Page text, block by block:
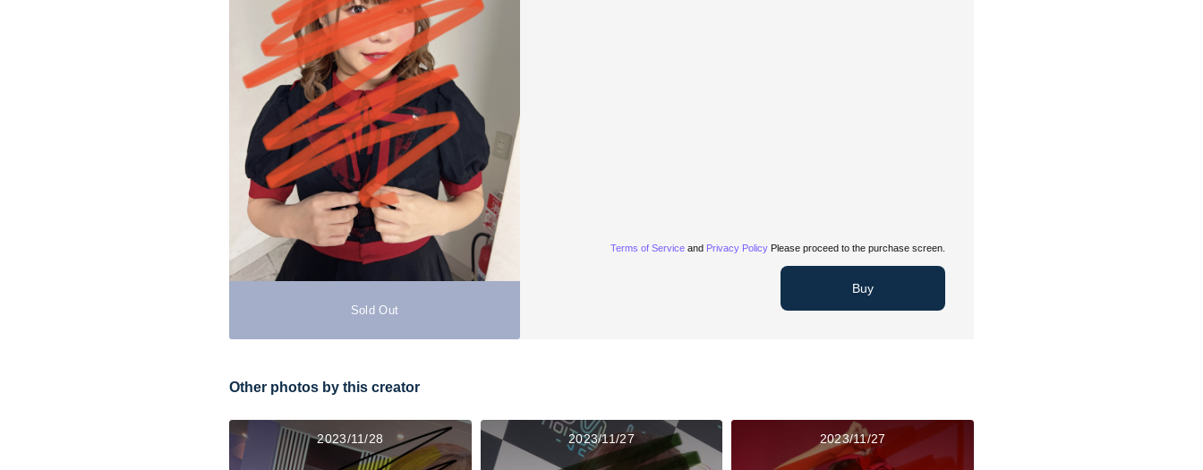
Sold Out
Terms of Service and Privacy Policy Please proceed to the purchase screen.
Buy
Other photos by this creator
2023/11/28 2023/11/27 2023/11/27